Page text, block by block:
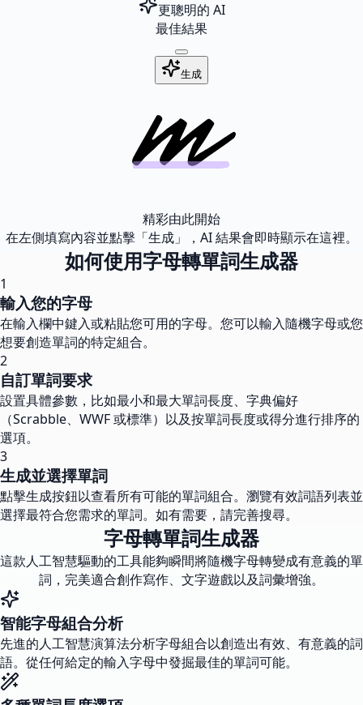
更聰明的 AI
最佳結果
生成
精彩由此開始
在左側填寫內容並點擊「生成」，AI 結果會即時顯示在這裡。
如何使用字母轉單詞生成器
1
輸入您的字母
在輸入欄中鍵入或粘貼您可用的字母。您可以輸入隨機字母或您
想要創造單詞的特定組合。
2
自訂單詞要求
設置具體參數，比如最小和最大單詞長度、字典偏好
（Scrabble、WWF 或標準）以及按單詞長度或得分進行排序的
選項。
3
生成並選擇單詞
點擊生成按鈕以查看所有可能的單詞組合。瀏覽有效詞語列表並
選擇最符合您需求的單詞。如有需要，請完善搜尋。
字母轉單詞生成器
這款人工智慧驅動的工具能夠瞬間將隨機字母轉變成有意義的單
詞，完美適合創作寫作、文字遊戲以及詞彙增強。
智能字母組合分析
先進的人工智慧演算法分析字母組合以創造出有效、有意義的詞
語。從任何給定的輸入字母中發掘最佳的單詞可能。